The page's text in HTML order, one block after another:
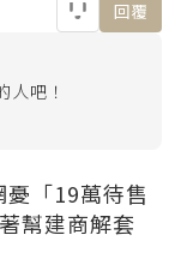
回覆
吧！
「19萬待售
幫建商解套